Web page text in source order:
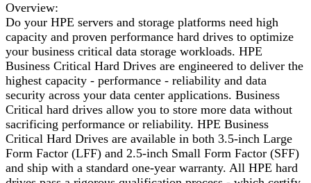
Overview:
Do your HPE servers and storage platforms need high
capacity and proven performance hard drives to optimize
your business critical data storage workloads. HPE
Business Critical Hard Drives are engineered to deliver the
highest capacity - performance - reliability and data
security across your data center applications. Business
Critical hard drives allow you to store more data without
sacrificing performance or reliability. HPE Business
Critical Hard Drives are available in both 3.5-inch Large
Form Factor (LFF) and 2.5-inch Small Form Factor (SFF)
and ship with a standard one-year warranty. All HPE hard